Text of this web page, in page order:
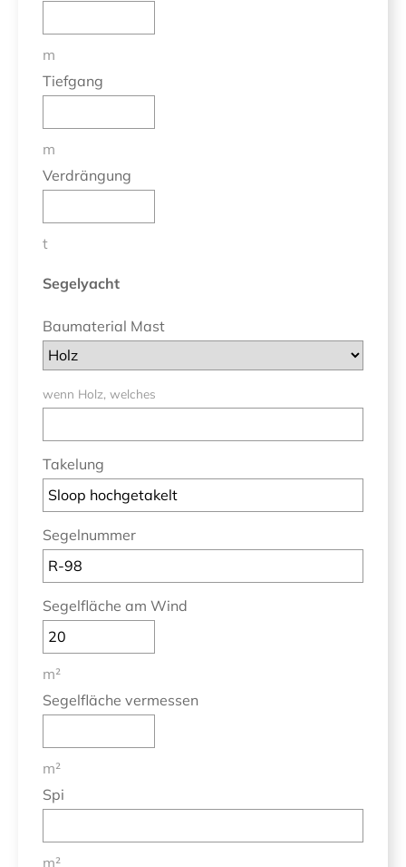
m
Tiefgang
m
Verdrängung
t
Segelyacht
Baumaterial Mast
wenn Holz, welches
Takelung
Segelnummer
Segelfläche am Wind
m²
Segelfläche vermessen
m²
Spi
m²